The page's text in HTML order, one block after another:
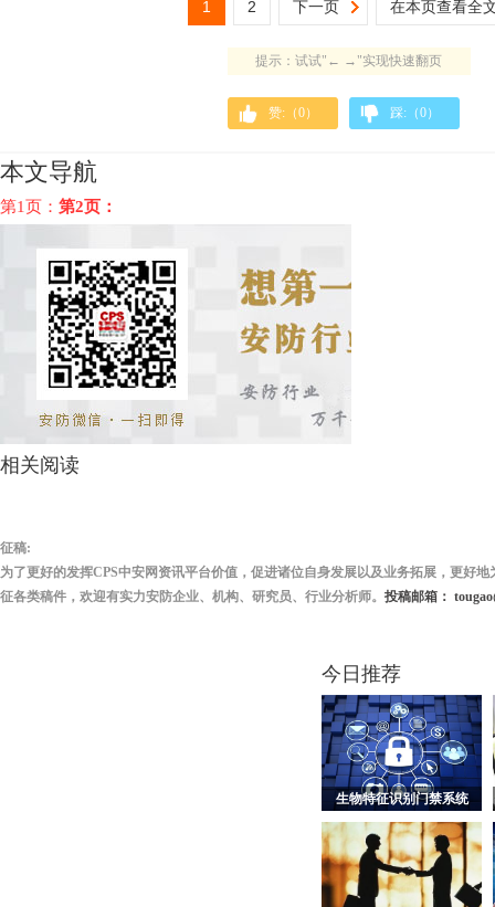
1 2 下一页 在本页查看全
提示：试试"← →"实现快速翻页
赞:（0） 踩:（0）
本文导航
第1页： 第2页：
相关阅读
征稿:
为了更好的发挥CPS中安网资讯平台价值，促进诸位自身发展以及业务拓展，更好
征各类稿件，欢迎有实力安防企业、机构、研究员、行业分析师。 投稿邮箱：
今日推荐
生物特征识别门禁系统